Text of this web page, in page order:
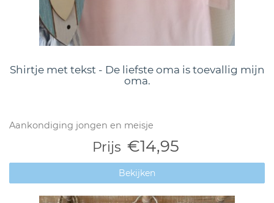
Shirtje met tekst - De liefste oma is toevallig mijn
oma.
Aankondiging jongen en meisje
Prijs €14,95
Bekijken